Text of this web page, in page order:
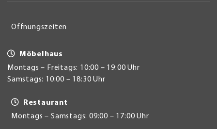
Öffnungszeiten
Möbelhaus
Montags – Freitags: 10:00 – 19:00 Uhr
Samstags: 10:00 – 18:30 Uhr
Restaurant
Montags – Samstags: 09:00 – 17:00 Uhr